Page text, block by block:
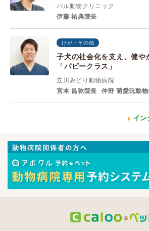
パル動物クリニック
伊藤 祐典院長
けが・その他
子犬の社会化を支え、健や
「パピークラス」
立川みどり動物病院
宮本 昌弥院長
仲野 萌愛玩動
イン